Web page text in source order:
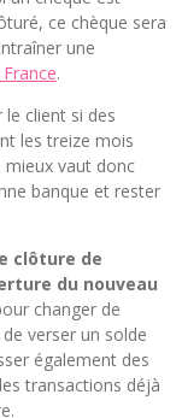
ce chèque sera
une
.
le client si des
les treize mois
mieux vaut donc
banque et rester
clôture de
du nouveau
changer de
verser un solde
également des
transactions déjà